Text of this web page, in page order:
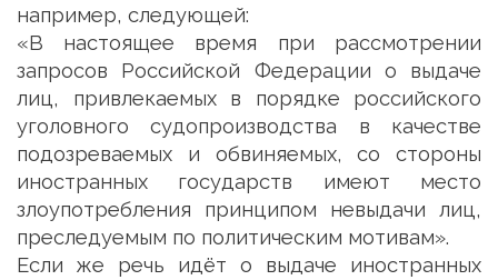
например, следующей:
«В настоящее время при рассмотрении
запросов Российской Федерации о выдаче
лиц, привлекаемых в порядке российского
уголовного судопроизводства в качестве
подозреваемых и обвиняемых, со стороны
иностранных государств имеют место
злоупотребления принципом невыдачи лиц,
преследуемым по политическим мотивам».
Если же речь идёт о выдаче иностранных